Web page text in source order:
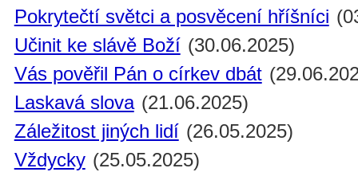
Pokrytečtí světci a posvěcení hříšníci
Učinit ke slávě Boží (30.06.2025)
Vás pověřil Pán o církev dbát
Laskavá slova (21.06.2025)
Záležitost jiných lidí (26.05.2025)
Vždycky (25.05.2025)